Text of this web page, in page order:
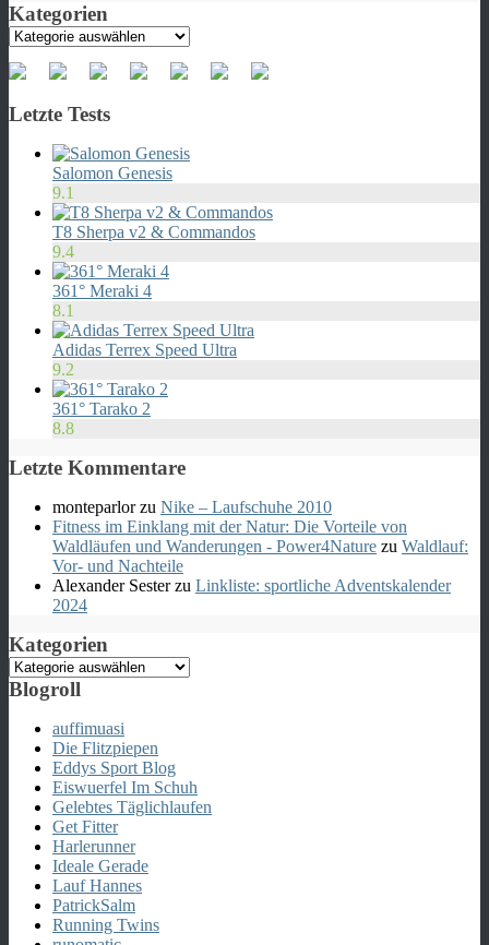
Kategorien
Kategorien
Letzte Tests
Salomon Genesis
9.1
T8 Sherpa v2 & Commandos
9.4
361° Meraki 4
8.1
Adidas Terrex Speed Ultra
9.2
361° Tarako 2
8.8
Letzte Kommentare
monteparlorzu Nike – Laufschuhe 2010
Fitness im Einklang mit der Natur: Die Vorteile von
Waldläufen und Wanderungen - Power4Nature zu Waldlauf:
Vor- und Nachteile
Alexander Sesterzu Linkliste: sportliche Adventskalender
2024
Kategorien
Kategorien
Blogroll
auffimuasi
Die Flitzpiepen
Eddys Sport Blog
Eiswuerfel Im Schuh
Gelebtes Täglichlaufen
Get Fitter
Harlerunner
Ideale Gerade
Lauf Hannes
PatrickSalm
Running Twins